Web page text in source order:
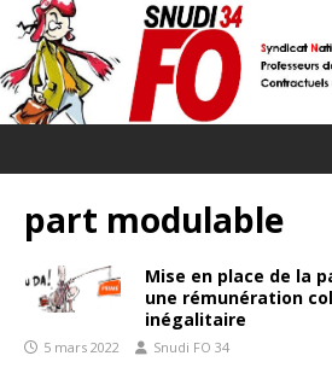
part modulable
Mise en place de la
une rémunération
inégalitaire
5 mars 2022 Snudi FO 34